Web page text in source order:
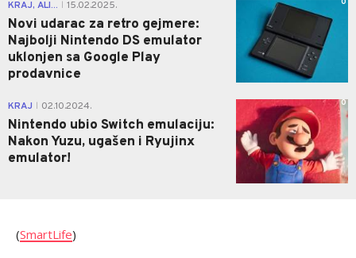
KRAJ, ALI... 15.02.2025.
Novi udarac za retro gejmere:
Najbolji Nintendo DS emulator
uklonjen sa Google Play
prodavnice
KRAJ 02.10.2024.
Nintendo ubio Switch emulaciju:
Nakon Yuzu, ugašen i Ryujinx
emulator!
0
(SmartLife)